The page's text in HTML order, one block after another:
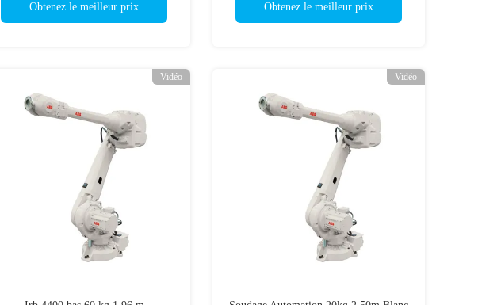
Obtenez le meilleur prix Obtenez le meilleur prix
Vidéo Vidéo